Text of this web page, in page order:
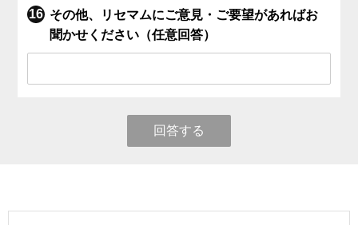
その他、リセマムにご意見・ご要望があればお
聞かせください（任意回答）
回答する